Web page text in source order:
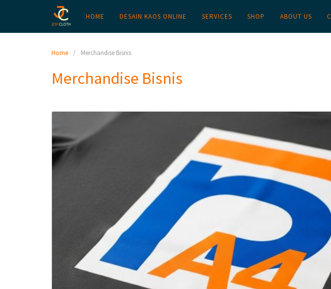
HOME DESAIN KAOS ONLINE SERVICES SHOP ABOUT US
Home Merchandise Bisnis
Merchandise Bisnis